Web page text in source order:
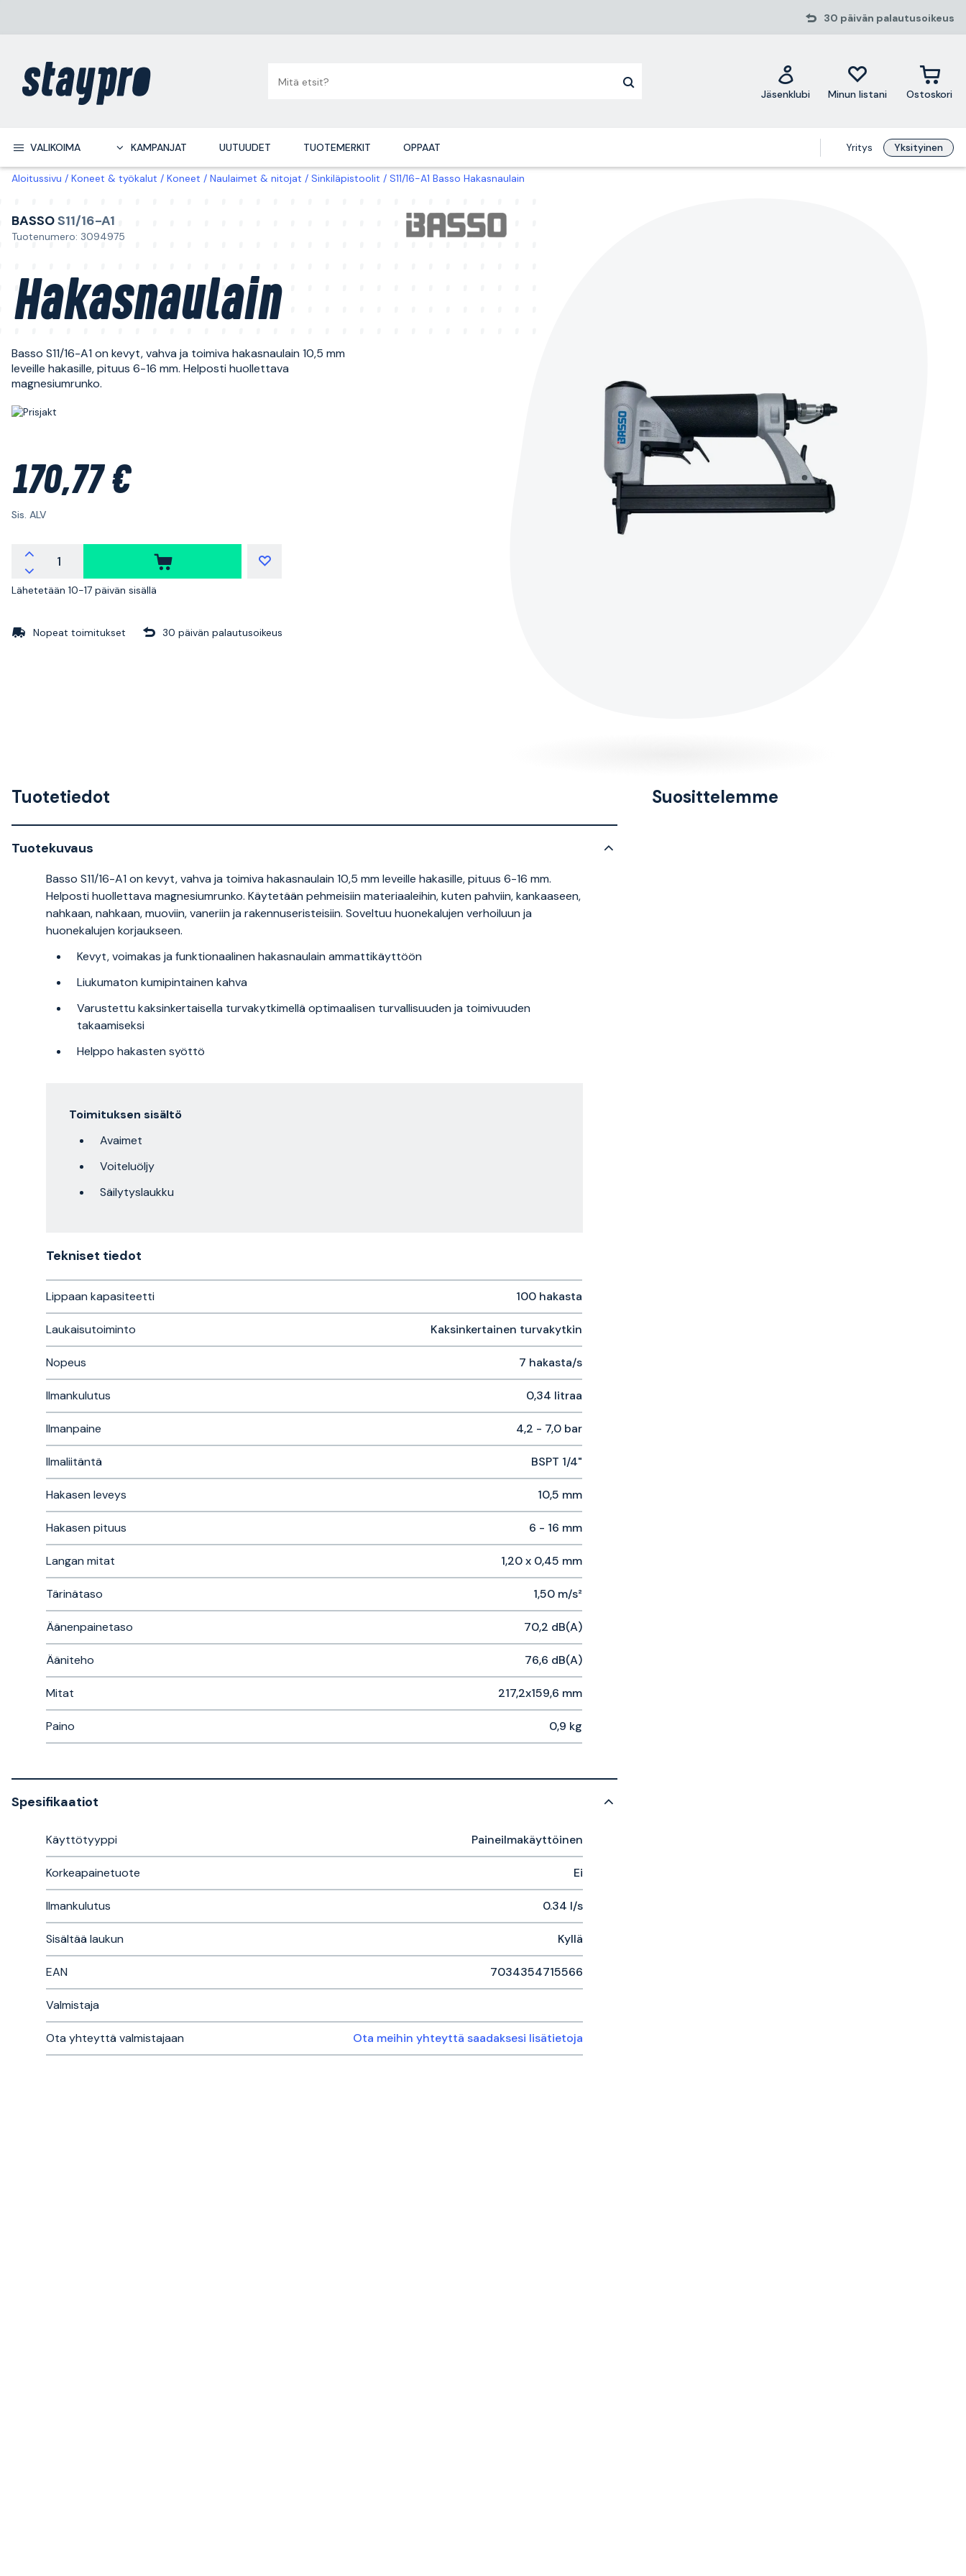
30 päivän palautusoikeus
Jäsenklubi Minun listani Ostoskori
VALIKOIMA KAMPANJAT UUTUUDET TUOTEMERKIT OPPAAT Yritys Yksityinen
Aloitussivu Koneet & työkalut Koneet Naulaimet & nitojat Sinkiläpistoolit S11/16-A1 Basso Hakasnaulain
BASSOS11/16-A1
Tuotenumero: 3094975
Hakasnaulain
Basso S11/16-A1 on kevyt, vahva ja toimiva hakasnaulain 10,5 mm
leveille hakasille, pituus 6-16 mm. Helposti huollettava
magnesiumrunko.
170,77 €
Sis. ALV
Lähetetään 10-17 päivän sisällä
Nopeat toimitukset 30 päivän palautusoikeus
Tuotetiedot
Tuotekuvaus
Basso S11/16-A1 on kevyt, vahva ja toimiva hakasnaulain 10,5 mm leveille hakasille, pituus 6-16 mm.
Helposti huollettava magnesiumrunko. Käytetään pehmeisiin materiaaleihin, kuten pahviin, kankaaseen,
nahkaan, nahkaan, muoviin, vaneriin ja rakennuseristeisiin. Soveltuu huonekalujen verhoiluun ja
huonekalujen korjaukseen.
Kevyt, voimakas ja funktionaalinen hakasnaulain ammattikäyttöön
Liukumaton kumipintainen kahva
Varustettu kaksinkertaisella turvakytkimellä optimaalisen turvallisuuden ja toimivuuden
takaamiseksi
Helppo hakasten syöttö
Toimituksen sisältö
Avaimet
Voiteluöljy
Säilytyslaukku
Tekniset tiedot
Lippaan kapasiteetti 100 hakasta
Laukaisutoiminto Kaksinkertainen turvakytkin
Nopeus 7 hakasta/s
Ilmankulutus 0,34 litraa
Ilmanpaine 4,2 - 7,0 bar
Ilmaliitäntä BSPT 1/4"
Hakasen leveys 10,5 mm
Hakasen pituus 6 - 16 mm
Langan mitat 1,20 x 0,45 mm
Tärinätaso 1,50 m/s²
Äänenpainetaso 70,2 dB(A)
Ääniteho 76,6 dB(A)
Mitat 217,2x159,6 mm
Paino 0,9 kg
Spesifikaatiot
Käyttötyyppi Paineilmakäyttöinen
Korkeapainetuote Ei
Ilmankulutus 0.34 l/s
Sisältää laukun Kyllä
EAN 7034354715566
Valmistaja
Ota yhteyttä valmistajaan Ota meihin yhteyttä saadaksesi lisätietoja
Suosittelemme